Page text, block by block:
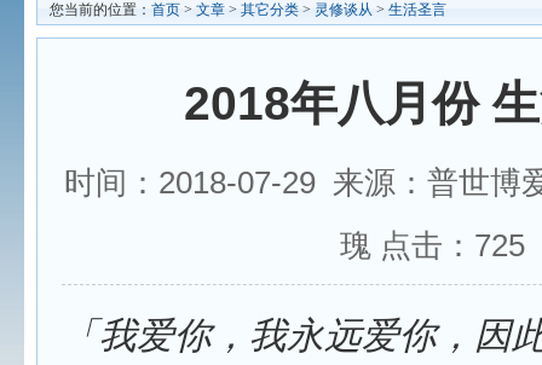
您当前的位置： 首页 > 文章 > 其它分类 > 灵修谈从 > 生活圣言
2018年八月份
时间：2018-07-29 来源：普世博
瑰 点击： 725
「我爱你，我永远爱你，因